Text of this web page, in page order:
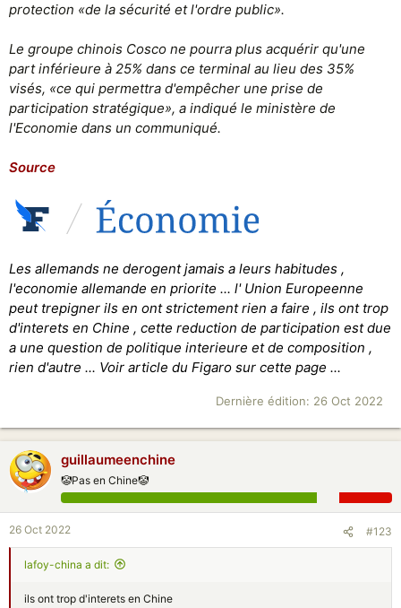
protection «de la sécurité et l'ordre public».
Le groupe chinois Cosco ne pourra plus acquérir qu'une
part inférieure à 25% dans ce terminal au lieu des 35%
visés, «ce qui permettra d'empêcher une prise de
participation stratégique», a indiqué le ministère de
l'Economie dans un communiqué.
Source
Les allemands ne derogent jamais a leurs habitudes ,
l'economie allemande en priorite ... l' Union Europeenne
peut trepigner ils en ont strictement rien a faire , ils ont trop
d'interets en Chine , cette reduction de participation est due
a une question de politique interieure et de composition ,
rien d'autre ... Voir article du Figaro sur cette page ...
Dernière édition: 26 Oct 2022
guillaumeenchine
🤡Pas en Chine🤡
26 Oct 2022 #123
lafoy-china a dit:
ils ont trop d'interets en Chine